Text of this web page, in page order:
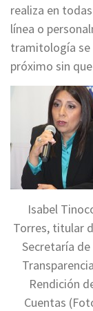
realiza en
línea o
tramitología
próximo sin
Isabel
Torres, titular
Secretaría de
Rendición
Cuentas